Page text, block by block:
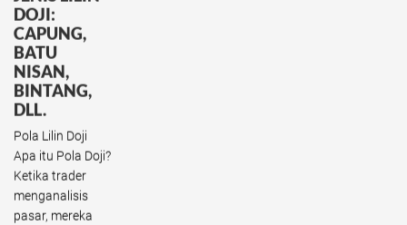
DOJI:
CAPUNG,
BATU
NISAN,
BINTANG,
DLL.
Pola Lilin Doji
Apa itu Pola Doji?
Ketika trader
menganalisis
pasar, mereka